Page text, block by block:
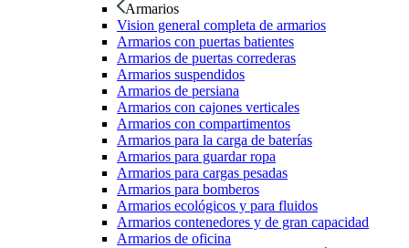
Armarios
Vision general completa de armarios
Armarios con puertas batientes
Armarios de puertas correderas
Armarios suspendidos
Armarios de persiana
Armarios con cajones verticales
Armarios con compartimentos
Armarios para la carga de baterías
Armarios para guardar ropa
Armarios para cargas pesadas
Armarios para bomberos
Armarios ecológicos y para fluidos
Armarios contenedores y de gran capacidad
Armarios de oficina